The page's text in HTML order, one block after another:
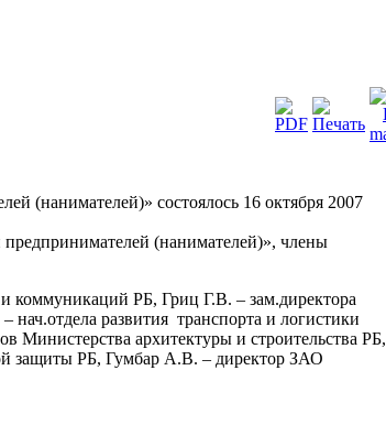
(нанимателей)» состоялось 16 октября 2007
(нанимателей)», члены
коммуникаций РБ, Гриц Г.В. – зам.директора
развития транспорта и логистики
Министерства архитектуры и строительства РБ,
защиты РБ, Гумбар А.В. – директор ЗАО